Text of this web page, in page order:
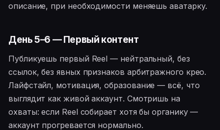
описание, при необходимости меняешь аватарку.
День 5–6 — Первый контент
Публикуешь первый Reel — нейтральный, без
ссылок, без явных признаков арбитражного крео.
Лайфстайл, мотивация, образование — всё, что
выглядит как живой аккаунт. Смотришь на
охваты: если Reel собирает хотя бы органику —
аккаунт прогревается нормально.